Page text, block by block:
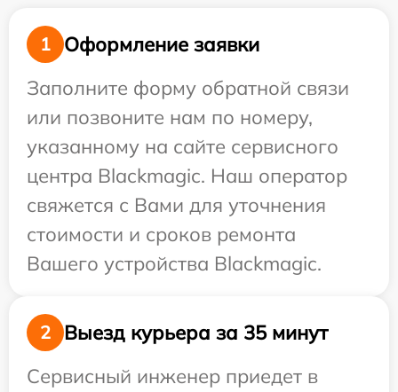
1
Оформление заявки
Заполните форму обратной связи
или позвоните нам по номеру,
указанному на сайте сервисного
центра Blackmagic. Наш оператор
свяжется с Вами для уточнения
стоимости и сроков ремонта
Вашего устройства Blackmagic.
2
Выезд курьера за 35 минут
Сервисный инженер приедет в